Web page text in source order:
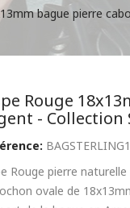
bague pierre
Rouge
- Collection
Rouge pierre
ovale de